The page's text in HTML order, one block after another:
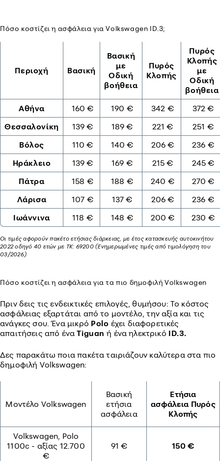
Πόσο κοστίζει η ασφάλεια για Volkswagen ID.3;
Περιοχή Βασική
Βασική
με
Οδική
βοήθεια
Πυρός
Κλοπής
Πυρός
Κλοπής
με
Οδική
βοήθεια
Αθήνα
160 € 190 € 342 €
372 €
Θεσσαλονίκη
139 € 189 € 221 €
251 €
Βόλος
110 € 140 € 206 €
236 €
Ηράκλειο
139 € 169 € 215 €
245 €
Πάτρα
158 € 188 € 240 €
270 €
Λάρισα
107 € 137 € 206 €
236 €
Ιωάννινα
118 € 148 € 200 € 230 €
Οι τιμές αφορούν πακέτο ετήσιας διάρκειας, με έτος κατασκευής αυτοκινήτου
2022 οδηγό 40 ετών με ΤΚ: 69200 (Ενημερωμένες τιμές από τιμολόγηση του
03/2026)
Πόσο κοστίζει η ασφάλεια για τα πιο δημοφιλή Volkswagen
Πριν δεις τις ενδεικτικές επιλογές, θυμήσου: Το κόστος
ασφάλειας εξαρτάται από το μοντέλο, την αξία και τις
ανάγκες σου. Ένα μικρό Polo έχει διαφορετικές
απαιτήσεις από έναTiguan ή ένα ηλεκτρικό ID.3.
Δες παρακάτω ποια πακέτα ταιριάζουν καλύτερα στα πιο
δημοφιλή Volkswagen:
Μοντέλο Volkswagen
Βασική
ετήσια
ασφάλεια
Ετήσια
ασφάλεια Πυρός
Κλοπής
Volkswagen, Polo
1100c - αξίας 12.700
€
91 € 150 €